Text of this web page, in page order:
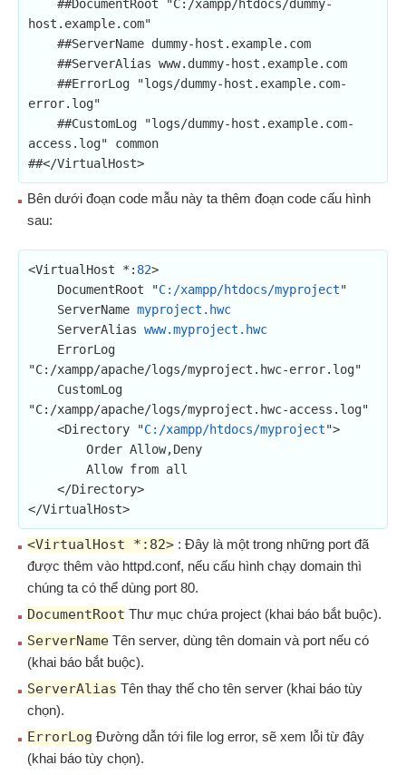
host.example.com"
error.log"
access.log" common
##</VirtualHost>
Bên dưới đoạn code mẫu này ta thêm đoạn code cấu hình
sau:
<VirtualHost *: 82>
    DocumentRoot "
C:/xampp/htdocs/myproject"
    ServerName
myproject.hwc
    ServerAlias
www.myproject.hwc
"C:/xampp/apache/logs/myproject.hwc-error.log"
"C:/xampp/apache/logs/myproject.hwc-access.log"
    <Directory "
C:/xampp/htdocs/myproject">
</VirtualHost>
<VirtualHost *:82> : Đây là một trong những port đã
được thêm vào httpd.conf, nếu cấu hình chạy domain thì
chúng ta có thể dùng port 80.
DocumentRoot Thư mục chứa project (khai báo bắt buộc).
ServerName Tên server, dùng tên domain và port nếu có
(khai báo bắt buộc).
ServerAlias Tên thay thế cho tên server (khai báo tùy
chọn).
ErrorLog Đường dẫn tới file log error, sẽ xem lỗi từ đây
(khai báo tùy chọn).